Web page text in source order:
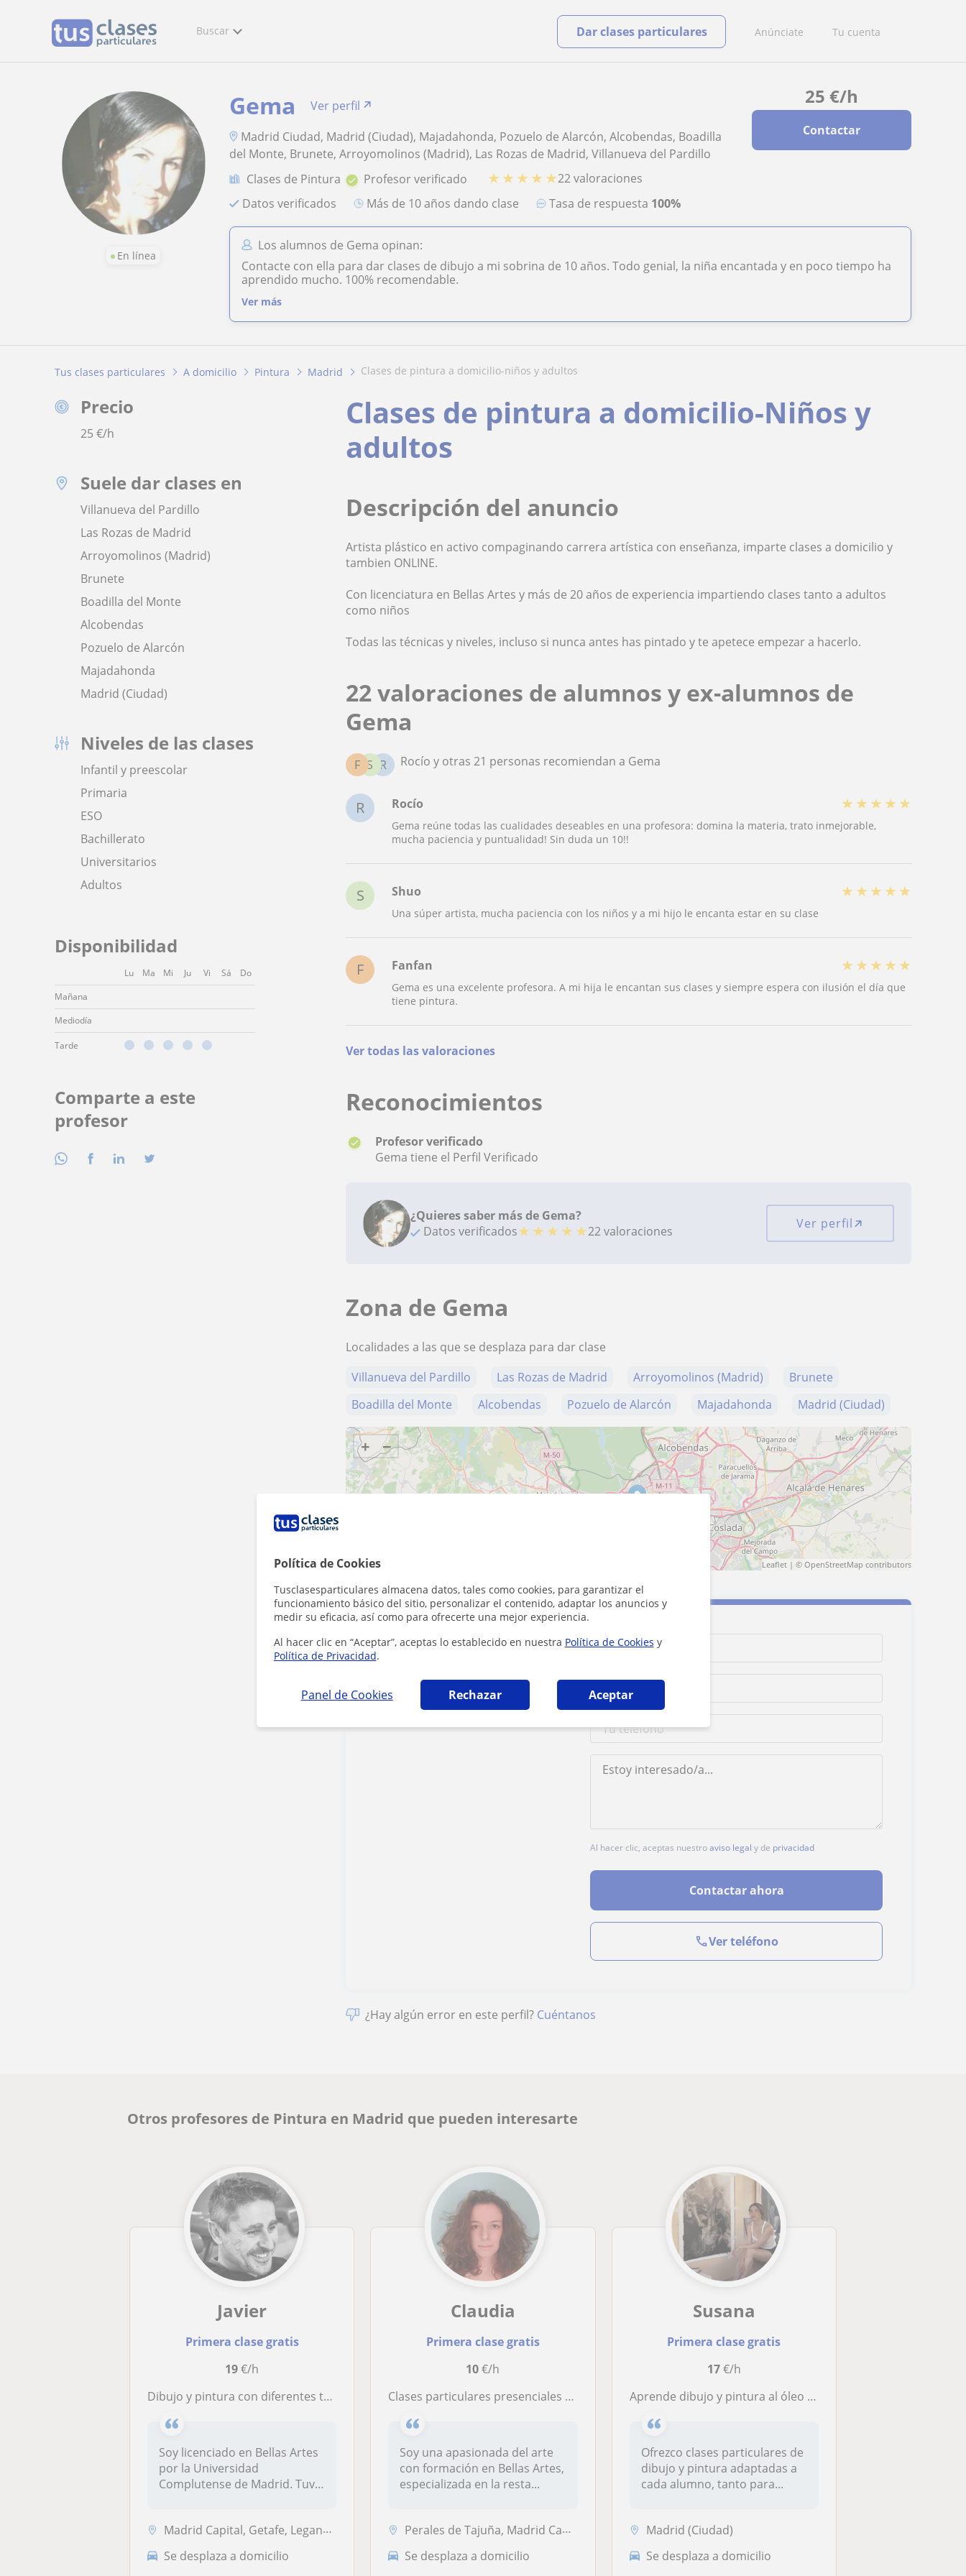
Política de Cookies
Tusclasesparticulares almacena datos, tales como cookies, para garantizar el
funcionamiento básico del sitio, personalizar el contenido, adaptar los anuncios y
medir su eficacia, así como para ofrecerte una mejor experiencia.
Al hacer clic en “Aceptar”, aceptas lo establecido en nuestra Política de Cookies y
Política de Privacidad.
Panel de Cookies Rechazar Aceptar
Buscar Anúnciate Tu cuenta
Dar clases particulares
En línea
25 €/h
Contactar
Gema
Ver perfil
Madrid Ciudad, Madrid (Ciudad), Majadahonda, Pozuelo de Alarcón, Alcobendas, Boadilla
del Monte, Brunete, Arroyomolinos (Madrid), Las Rozas de Madrid, Villanueva del Pardillo
Clases de Pintura
Profesor verificado ★ ★ ★ ★ ★22 valoraciones
Datos verificados
más de 10 años dando clase Tasa de respuesta 100%
Los alumnos de Gema opinan:
Contacte con ella para dar clases de dibujo a mi sobrina de 10 años. Todo genial, la niña encantada y en poco tiempo ha
aprendido mucho. 100% recomendable.
Ver más
Tus clases particulares A domicilio Pintura Madrid clases de pintura a domicilio-niños y adultos
Precio
25€/h
Suele dar clases en
Villanueva del Pardillo
Las Rozas de Madrid
Arroyomolinos (Madrid)
Brunete
Boadilla del Monte
Alcobendas
Pozuelo de Alarcón
Majadahonda
Madrid (Ciudad)
Niveles de las clases
Infantil y preescolar
Primaria
ESO
Bachillerato
Universitarios
Adultos
Disponibilidad
Lu Ma Mi Ju Vi Sá
Do
Mañana
Mediodía
Tarde
Comparte a este
profesor
Clases de pintura a domicilio-Niños y
adultos
Descripción del anuncio
Artista plástico en activo compaginando carrera artística con enseñanza, imparte clases a domicilio y
tambien ONLINE.
Con licenciatura en Bellas Artes y más de 20 años de experiencia impartiendo clases tanto a adultos
como niños
Todas las técnicas y niveles, incluso si nunca antes has pintado y te apetece empezar a hacerlo.
22 valoraciones de alumnos y ex-alumnos de
Gema
R
S
F Rocío y otras 21 personas recomiendan a Gema
R Rocío ★ ★ ★ ★ ★
Gema reúne todas las cualidades deseables en una profesora: domina la materia, trato inmejorable,
mucha paciencia y puntualidad! Sin duda un 10!!
S Shuo ★ ★ ★ ★ ★
Una súper artista, mucha paciencia con los niños y a mi hijo le encanta estar en su clase
F Fanfan ★ ★ ★ ★ ★
Gema es una excelente profesora. A mi hija le encantan sus clases y siempre espera con ilusión el día que
tiene pintura.
Ver todas las valoraciones
Reconocimientos
Profesor verificado
Gema tiene el Perfil Verificado
¿Quieres saber más de Gema?
Datos verificados★ ★ ★ ★ ★22 valoraciones Ver perfil
Zona de Gema
Localidades a las que se desplaza para dar clase
Villanueva del Pardillo
Las Rozas de Madrid Arroyomolinos (Madrid)
Brunete
Boadilla del Monte
Alcobendas Pozuelo de Alarcón Majadahonda Madrid (Ciudad)
+ −
5 mi
Leaflet| © OpenStreetMap contributors
Contacta con Gema
Tarifa
Al hacer clic, aceptas nuestroaviso legal y de privacidad
Contactar ahora
Ver teléfono
¿Hay algún error en este perfil? Cuéntanos
Otros profesores de Pintura en Madrid que pueden interesarte
Javier
Primera clase gratis
19€/h
Dibujo y pintura con diferentes técnicas
Soy licenciado en Bellas Artes
por la Universidad
Complutense de Madrid. Tuve
Madrid Capital, Getafe, Leganés, Pozuelo de Alarcón
Se desplaza a domicilio
Claudia
Primera clase gratis
10€/h
Clases particulares presenciales dibujo pintura, escultura, etc
Soy una apasionada del arte
con formación en Bellas Artes,
especializada en la resta...
Perales de Tajuña, Madrid Capital
Se desplaza a domicilio
Susana
Primera clase gratis
17€/h
Aprende dibujo y pintura al óleo con una artista profesional. Clases adaptadas a tu nivel y objetivos
Ofrezco clases particulares de
dibujo y pintura adaptadas a
cada alumno, tanto para...
Madrid (Ciudad)
Se desplaza a domicilio